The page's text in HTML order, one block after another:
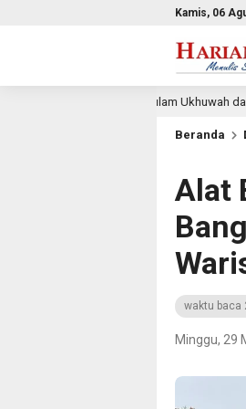
Kamis, 06
Ukhuwah dalam Cahaya Al-Qur’an, Majlis
Beranda
Alat
waktu baca
Minggu, 29